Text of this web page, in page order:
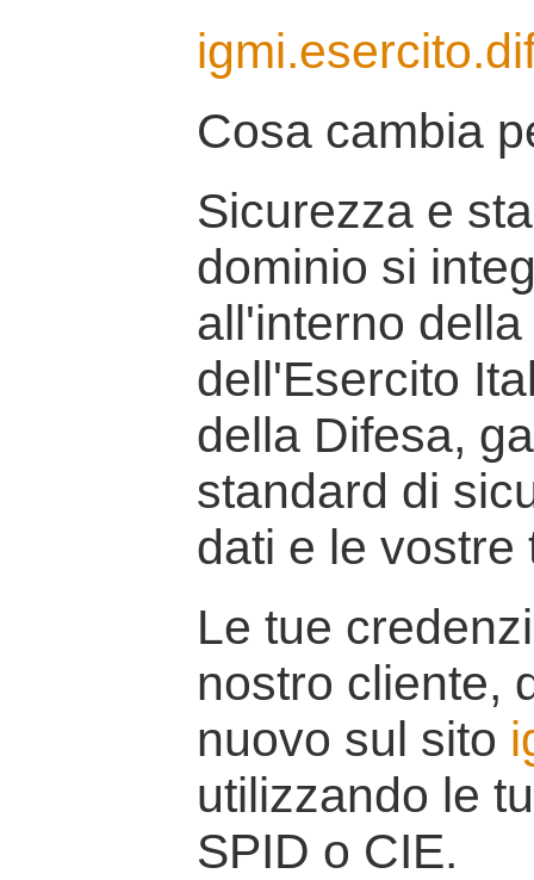
Cosa cambia
Sicurezza e
dominio si
all'interno
dell'Esercito
della Difesa,
standard di
dati e le vostre
Le tue
nostro cliente,
nuovo sul sito
utilizzando le
SPID o CIE.